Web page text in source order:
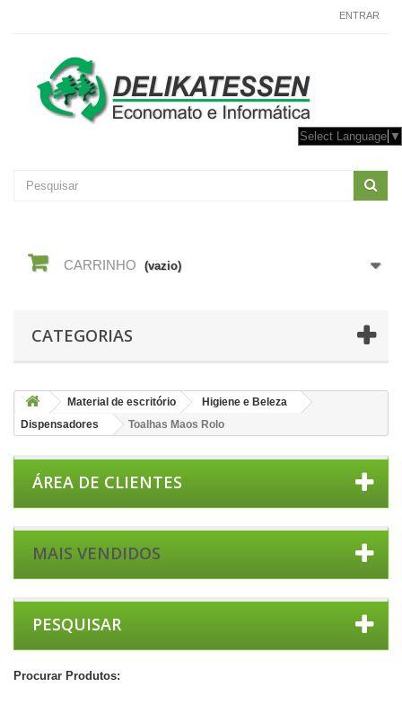
ENTRAR
Select Language ▼
CARRINHO (vazio)
CATEGORIAS
Material de escritório
Higiene e Beleza
Dispensadores
Toalhas Maos Rolo
ÁREA DE CLIENTES
MAIS VENDIDOS
PESQUISAR
Procurar Produtos: